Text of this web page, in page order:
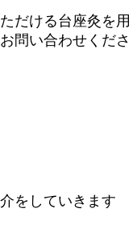
だける台座灸を用
問い合わせくださ
をしていきます